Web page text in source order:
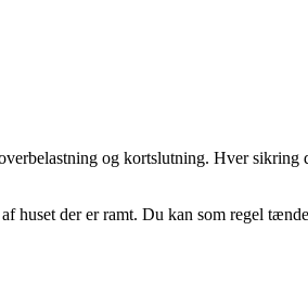
og kortslutning. Hver
der er ramt. Du kan som regel